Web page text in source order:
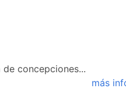
concepciones...
más